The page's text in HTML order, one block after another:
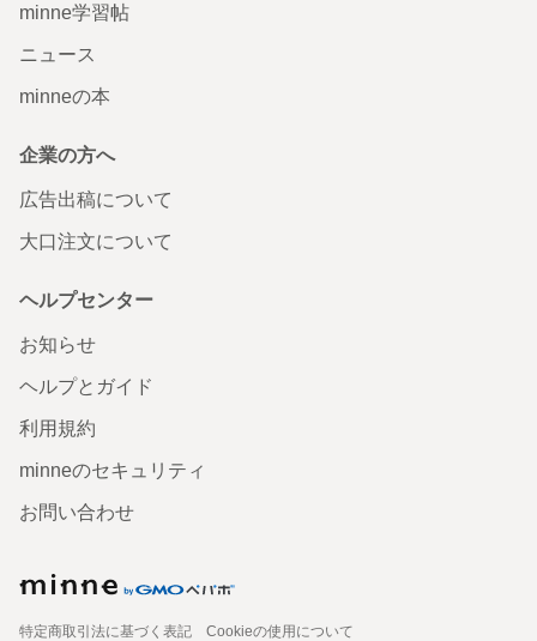
minne学習帖
ニュース
minneの本
企業の方へ
広告出稿について
大口注文について
ヘルプセンター
お知らせ
ヘルプとガイド
利用規約
minneのセキュリティ
お問い合わせ
特定商取引法に基づく表記
Cookieの使用について